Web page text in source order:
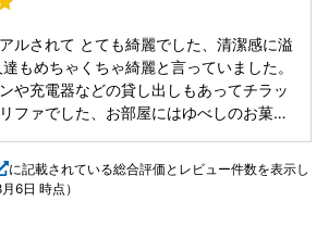
ゲームや最新
も充実しており、若いグループの方々が
ました。温泉だけでなく、滞在そのもの
伊香保温泉を訪れる際に
たいお宿です。
ルされて とても綺麗でした、清潔感に溢
もめちゃくちゃ綺麗と言っていました。
や充電器などの貸し出しもあってチラッ
ファでした、お部屋にはゆべしのお菓子
プラスチックの蓋がしてありホコリが入
れてたり 紙コップが置いてあったりなど
に記載されている総合評価とレビュー件数を表示し
6日 時点）